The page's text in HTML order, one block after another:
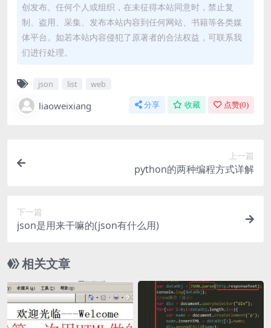
创发布。任何个人或组织，在未征得本站同意时，禁止复
制、盗用、采集、发布本站内容到任何网站、书籍等各类媒
体平台。如若本站内容侵犯了原著者的合法权益，可联系我
们进行处理。
json list web
liaoweixiang 分享 收藏 点赞(0)
上一篇
python的两种编程方式详解
下一篇
json是用来干嘛的(json有什么用)
相关文章